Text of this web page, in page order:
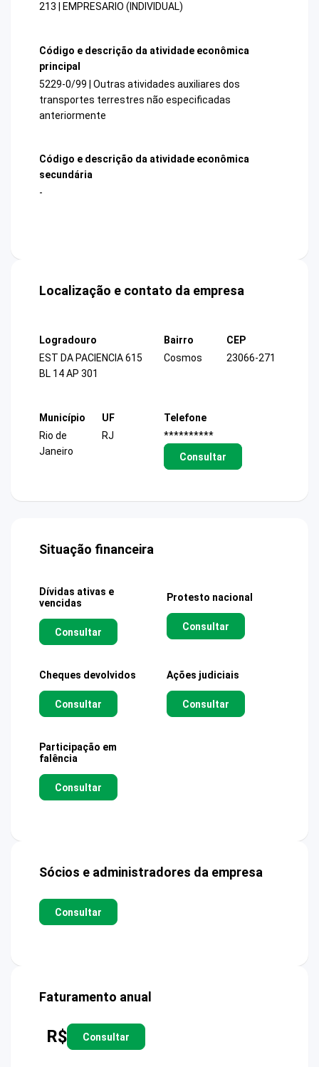
213 | EMPRESARIO (INDIVIDUAL)
Código e descrição da atividade econômica
principal
5229-0/99 | Outras atividades auxiliares dos
transportes terrestres não especificadas
anteriormente
Código e descrição da atividade econômica
secundária
-
Localização e contato da empresa
Logradouro
EST DA PACIENCIA 615
BL 14 AP 301
Bairro
Cosmos
CEP
23066-271
Município
Rio de
Janeiro
UF
RJ
Telefone
**********
Consultar
Situação financeira
Dívidas ativas e
vencidas
Consultar
Protesto nacional
Consultar
Cheques devolvidos
Consultar
Ações judiciais
Consultar
Participação em
falência
Consultar
Sócios e administradores da empresa
Consultar
Faturamento anual
R$ Consultar